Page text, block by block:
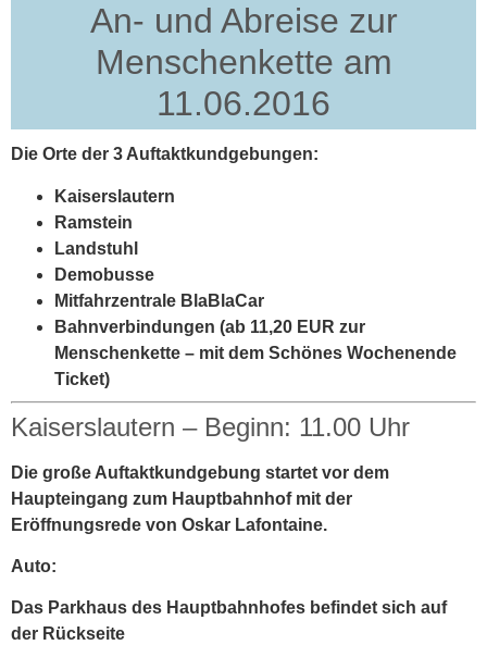
An- und Abreise zur
Menschenkette am
11.06.2016
Die Orte der 3 Auftaktkundgebungen:
Kaiserslautern
Ramstein
Landstuhl
Demobusse
Mitfahrzentrale BlaBlaCar
Bahnverbindungen (ab 11,20 EUR zur
Menschenkette – mit dem Schönes Wochenende
Ticket)
Kaiserslautern – Beginn: 11.00 Uhr
Die große Auftaktkundgebung startet vor dem
Haupteingang zum Hauptbahnhof mit der
Eröffnungsrede von Oskar Lafontaine.
Auto:
Das Parkhaus des Hauptbahnhofes befindet sich auf
der Rückseite